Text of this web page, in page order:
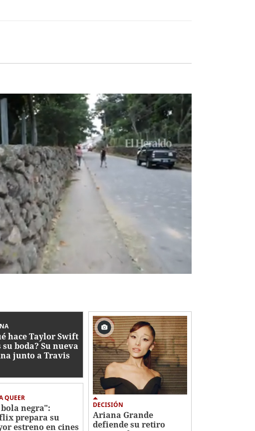
hace Taylor Swift
boda? Su nueva
junto a Travis
QUEER
negra":
prepara su
estreno en cines
DECISIÓN
Ariana Grande
defiende su retiro